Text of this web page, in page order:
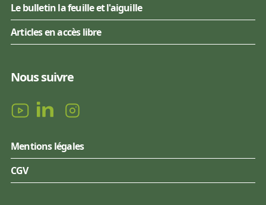
Le bulletin la feuille et l'aiguille
Articles en accès libre
Nous suivre
Mentions légales
CGV